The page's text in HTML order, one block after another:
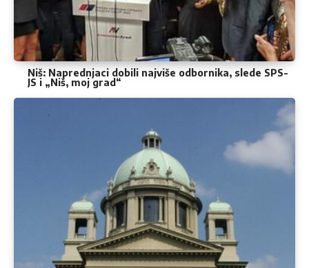
Niš: Naprednjaci dobili najviše odbornika, slede SPS-
JS i „Niš, moj grad“